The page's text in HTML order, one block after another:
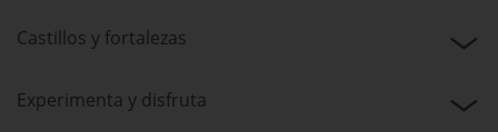
Castillos y fortalezas
Experimenta y disfruta